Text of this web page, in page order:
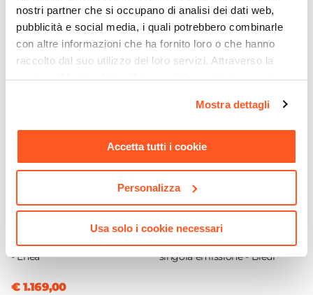
nostri partner che si occupano di analisi dei dati web,
pubblicità e social media, i quali potrebbero combinarle
con altre informazioni che ha fornito loro o che hanno
raccolto dal suo utilizzo dei loro servizi. Attraverso la
sezione "Mostra dettagli" è possibile gestire le proprie
momento. Per maggiori informazioni si invita a leggere la
nostraCookie Policy.
Mostra dettagli
Accetta tutti i cookie
Personalizza
Usa solo i cookie necessari
€ 577,00
CODICE:ENP-33A
Pergola con tetto a lamelle
3x3 m in alluminio antracite
- Enea
€ 1.169,00
CODICE:PL-NE
Applique LED 11h cm in
policarbonato nero con
singola emissione - Bleur